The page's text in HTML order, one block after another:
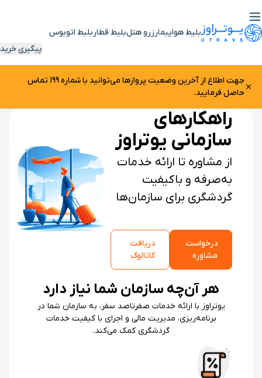
بلیط هواپیمارزرو هتلبلیط قطار بلیط اتوبوس
پیگیری خرید
جهت اطلاع از آخرین وضعیت پرواز‌ها می‌توانید با شماره 199 تماس
حاصل فرمایید.
راهکارهای
سازمانی یوتراوز
از مشاوره تا ارائه خدمات
به‌صرفه و باکیفیت
گردشگری برای سازمان‌ها
درخواست
مشاوره
دریافت
کاتالوگ
هر آن‌چه سازمان شما نیاز دارد
یوتراوز با ارائه خدمات صفرتاصد سفر، به سازمان شما در
برنامه‌ریزی، مدیریت مالی و اجرای با کیفیت خدمات
گردشگری کمک می‌کند.